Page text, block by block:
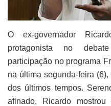
O ex-governador
protagonista no
participação no programa
na última segunda-feira
dos últimos tempos.
afinado, Ricardo